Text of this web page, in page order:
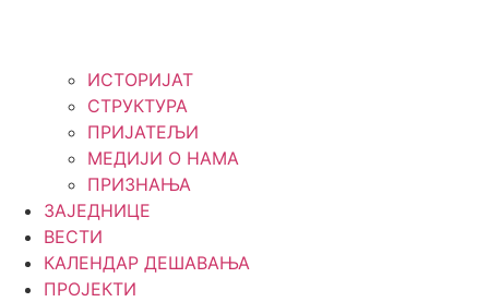
ИСТОРИЈАТ
СТРУКТУРА
ПРИЈАТЕЉИ
МЕДИЈИ О НАМА
ПРИЗНАЊА
ЗАЈЕДНИЦЕ
ВЕСТИ
КАЛЕНДАР ДЕШАВАЊА
ПРОЈЕКТИ